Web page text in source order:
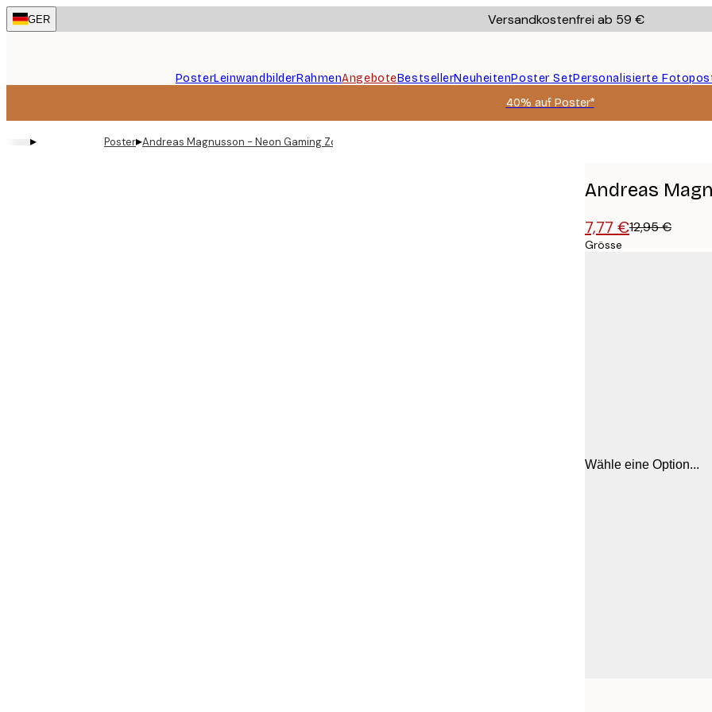
Skip
to
GER Versandkostenfrei ab 59 €
PosterLeinwandbilderRahmenAngeboteBestsellerNeuheitenPoster SetPersonalisierte
40% auf Poster*
▸ Poster▸Andreas Magnusson - Neon Gaming Zone Poster
Andreas
7,77 €12,95 €
Grösse
Wähle eine Option...